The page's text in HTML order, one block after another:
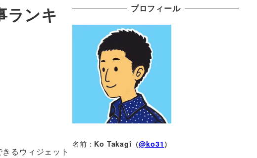
ンキ
るウィジェット
プロフィール
名前： Ko Takagi（@ko31 ）